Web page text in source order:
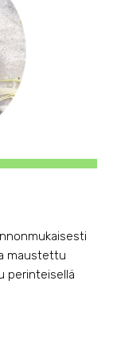
maustettu
perinteisellä